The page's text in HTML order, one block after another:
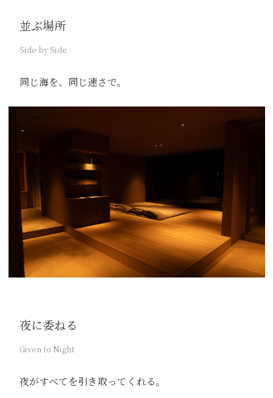
並ぶ場所
Side by Side
同じ海を、同じ速さで。
夜に委ねる
Given to Night
夜がすべてを引き取ってくれる。